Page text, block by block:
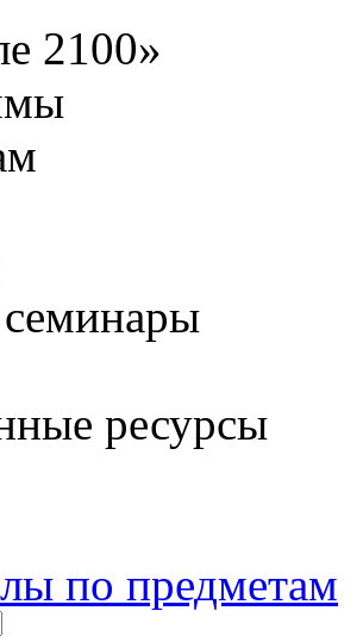
2100»
ресурсы
по предметам